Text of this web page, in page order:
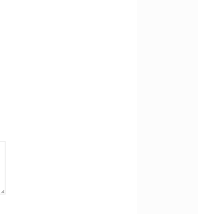
for
utgjør riktig
Har du spørsmål om
effektiv løsning for